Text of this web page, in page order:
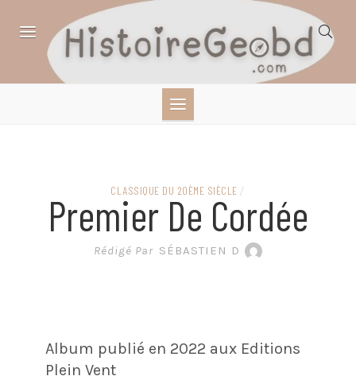
SCIENCES,
LITTÉRATURE EN
BANDE DESSINÉE
CLASSIQUE DU 20ÈME SIÈCLE /
Premier De Cordée
Rédigé Par SÉBASTIEN D
Album publié en 2022 aux Editions
Plein Vent